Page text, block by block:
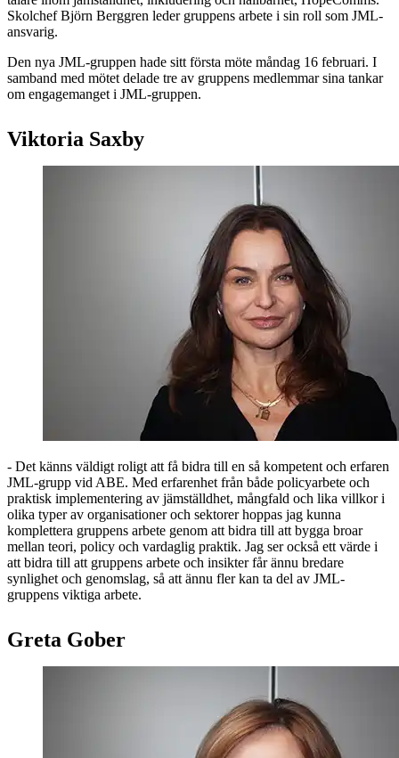
Skolchef Björn Berggren leder gruppens arbete i sin roll som JML-
ansvarig.
Den nya JML-gruppen hade sitt första möte måndag 16 februari. I
samband med mötet delade tre av gruppens medlemmar sina tankar
om engagemanget i JML-gruppen.
Viktoria Saxby
- Det känns väldigt roligt att få bidra till en så kompetent och erfaren
JML-grupp vid ABE. Med erfarenhet från både policyarbete och
praktisk implementering av jämställdhet, mångfald och lika villkor i
olika typer av organisationer och sektorer hoppas jag kunna
komplettera gruppens arbete genom att bidra till att bygga broar
mellan teori, policy och vardaglig praktik. Jag ser också ett värde i
att bidra till att gruppens arbete och insikter får ännu bredare
synlighet och genomslag, så att ännu fler kan ta del av JML-
gruppens viktiga arbete.
Greta Gober